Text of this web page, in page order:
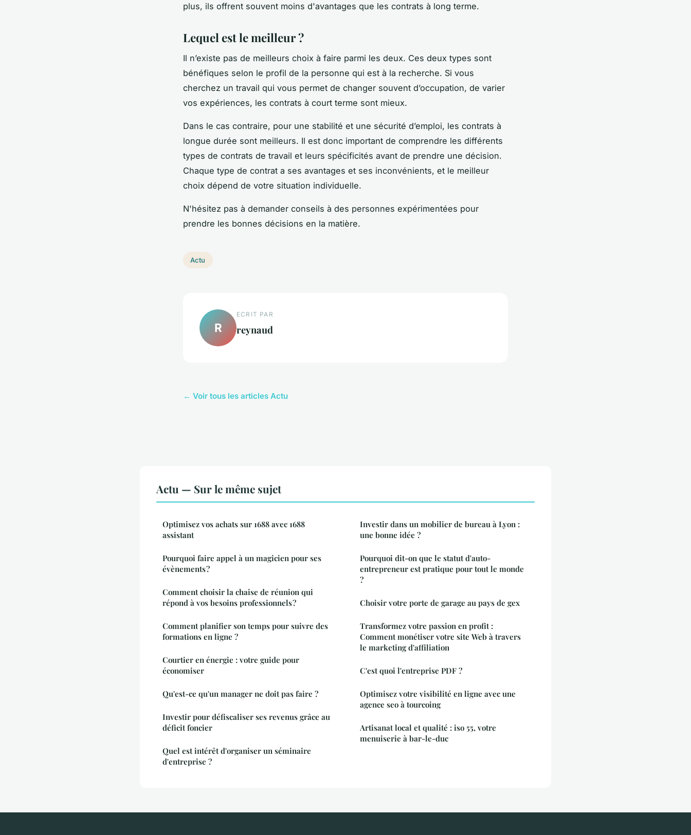
plus, ils offrent souvent moins d'avantages que les contrats à long terme.
Lequel est le meilleur ?
Il n’existe pas de meilleurs choix à faire parmi les deux. Ces deux types sont
bénéfiques selon le profil de la personne qui est à la recherche. Si vous
cherchez un travail qui vous permet de changer souvent d’occupation, de varier
vos expériences, les contrats à court terme sont mieux.
Dans le cas contraire, pour une stabilité et une sécurité d’emploi, les contrats à
longue durée sont meilleurs. Il est donc important de comprendre les différents
types de contrats de travail et leurs spécificités avant de prendre une décision.
Chaque type de contrat a ses avantages et ses inconvénients, et le meilleur
choix dépend de votre situation individuelle.
N'hésitez pas à demander conseils à des personnes expérimentées pour
prendre les bonnes décisions en la matière.
Actu
R
ECRIT PAR
reynaud
← Voir tous les articles Actu
Actu — Sur le même sujet
Optimisez vos achats sur 1688 avec 1688
assistant
Pourquoi faire appel à un magicien pour ses
évènements ?
Comment choisir la chaise de réunion qui
répond à vos besoins professionnels ?
Comment planifier son temps pour suivre des
formations en ligne ?
Courtier en énergie : votre guide pour
économiser
Qu'est-ce qu'un manager ne doit pas faire ?
Investir pour défiscaliser ses revenus grâce au
déficit foncier
Quel est intérêt d'organiser un séminaire
d'entreprise ?
Investir dans un mobilier de bureau à Lyon :
une bonne idée ?
Pourquoi dit-on que le statut d'auto-
entrepreneur est pratique pour tout le monde
?
Choisir votre porte de garage au pays de gex
Transformez votre passion en profit :
Comment monétiser votre site Web à travers
le marketing d'affiliation
C'est quoi l'entreprise PDF ?
Optimisez votre visibilité en ligne avec une
agence seo à tourcoing
Artisanat local et qualité : iso 55, votre
menuiserie à bar-le-duc